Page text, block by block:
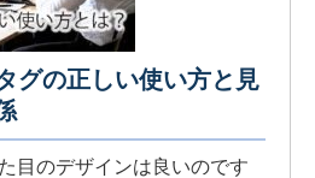
グの正しい使い方と見
目のデザインは良いのです